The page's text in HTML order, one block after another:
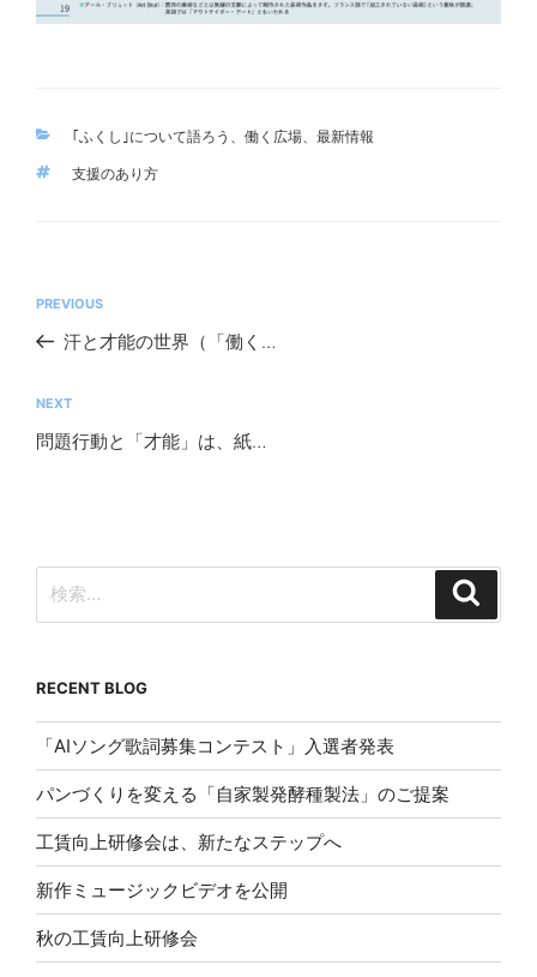
カ
ゴ
｢ふくし｣について語ろう 働く広場
最新情報
タ
支援のあり方
投
ビ
ゲ
ー
ン
前
の
稿
PREVIOUS
汗と才能の世界（「働く広場６月号」掲載）
次
の
NEXT
問題行動と「才能」は、紙一重（「働く広場８月号掲載」）
索:
RECENT BLOG
「AIソング歌詞募集コンテスト」入選者発表
パンづくりを変える「自家製発酵種製法」のご提案
工賃向上研修会は、新たなステップへ
新作ミュージックビデオを公開
秋の工賃向上研修会